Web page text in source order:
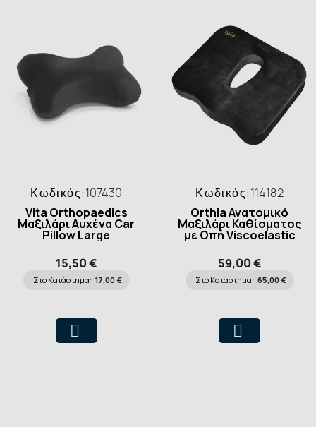
Κωδικός:107430
Vita Orthopaedics
Μαξιλάρι Αυχένα Car
Pillow Large
15,50 €
Στο Κατάστημα: 17,00 €
Κωδικός:114182
Orthia Ανατομικό
Μαξιλάρι Καθίσματος
με Οπή Viscoelastic
59,00 €
Στο Κατάστημα: 65,00 €